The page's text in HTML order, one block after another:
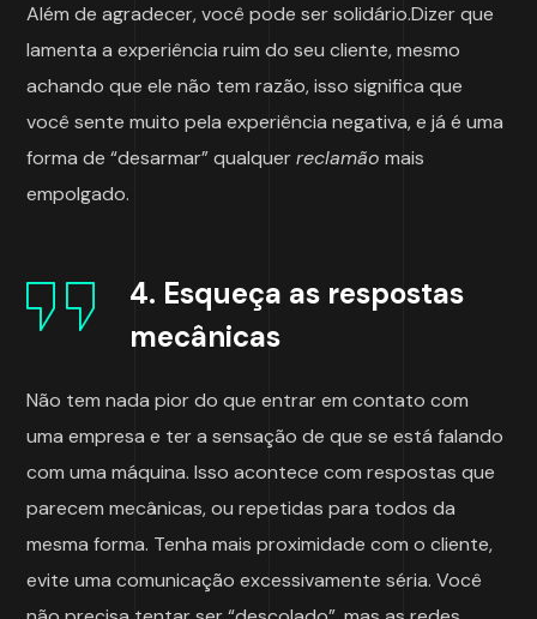
Além de agradecer, você pode ser solidário.Dizer que
lamenta a experiência ruim do seu cliente, mesmo
achando que ele não tem razão, isso significa que
você sente muito pela experiência negativa, e já é uma
forma de “desarmar” qualquerreclamão mais
empolgado.
4. Esqueça as respostas
mecânicas
Não tem nada pior do que entrar em contato com
uma empresa e ter a sensação de que se está falando
com uma máquina. Isso acontece com respostas que
parecem mecânicas, ou repetidas para todos da
mesma forma. Tenha mais proximidade com o cliente,
evite uma comunicação excessivamente séria. Você